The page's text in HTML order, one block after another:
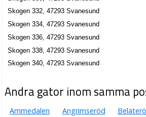
Skogen 332, 47293 Svanesund
Skogen 334, 47293 Svanesund
Skogen 336, 47293 Svanesund
Skogen 338, 47293 Svanesund
Skogen 340, 47293 Svanesund
Andra gator inom samma
Ammedalen Angrimseröd